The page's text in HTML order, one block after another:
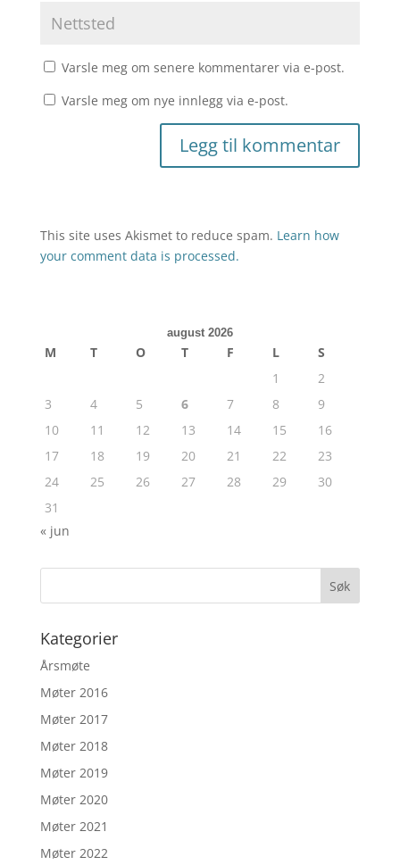
Varsle meg om senere kommentarer via e-post.
Varsle meg om nye innlegg via e-post.
This site uses Akismet to reduce spam. Learn how
your comment data is processed.
august 2026
M T O T F L
S
1
2
3
4 5 6 7 8
9
10
11 12 13 14 15
16
17
18 19 20 21 22
23
24
25 26 27 28 29
30
31
« jun
Kategorier
Årsmøte
Møter 2016
Møter 2017
Møter 2018
Møter 2019
Møter 2020
Møter 2021
Møter 2022